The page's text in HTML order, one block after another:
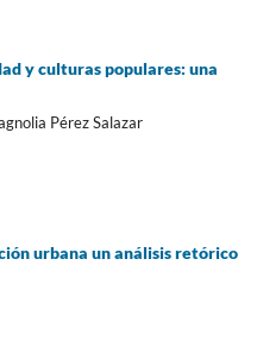
y culturas populares: una
Pérez Salazar
urbana un análisis retórico